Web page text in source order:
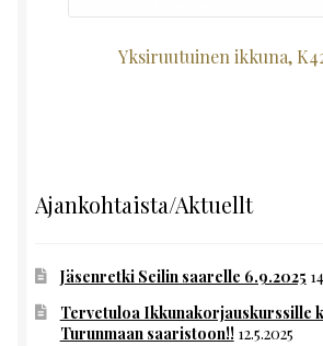
Yksiruutuinen ikkuna,
Ajankohtaista/Aktuellt
Jäsenretki Seilin saarelle 6.9.2025
Tervetuloa Ikkunakorjauskurssille
Turunmaan saaristoon!! 12.5.2025